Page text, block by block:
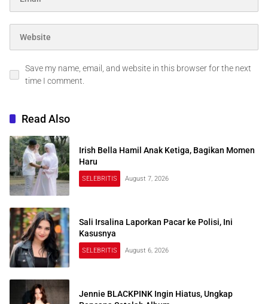
Save my name, email, and website in this browser for the next
time I comment.
Read Also
Irish Bella Hamil Anak Ketiga, Bagikan Momen
Haru
SELEBRITIS August 7, 2026
Sali Irsalina Laporkan Pacar ke Polisi, Ini
Kasusnya
SELEBRITIS August 6, 2026
Jennie BLACKPINK Ingin Hiatus, Ungkap